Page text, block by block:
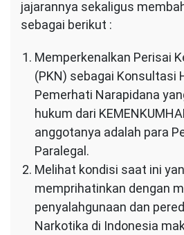
jajarannya sekaligus
sebagai berikut :
Memperkenalkan Perisai
(PKN) sebagai Konsultasi
Pemerhati Narapidana
hukum dari
anggotanya adalah para
Paralegal.
Melihat kondisi saat ini
memprihatinkan dengan
penyalahgunaan dan
Narkotika di Indonesia